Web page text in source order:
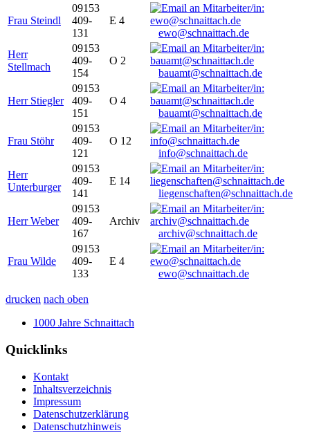
Frau Steindl
09153
409-
131
E 4
ewo@schnaittach.de
Herr
Stellmach
09153
409-
154
O 2
bauamt@schnaittach.de
Herr Stiegler
09153
409-
151
O 4
bauamt@schnaittach.de
Frau Stöhr
09153
409-
121
O 12
info@schnaittach.de
Herr
Unterburger
09153
409-
141
E 14
liegenschaften@schnaittach.de
Herr Weber
09153
409-
167
Archiv
archiv@schnaittach.de
Frau Wilde
09153
409-
133
E 4
ewo@schnaittach.de
drucken nach oben
1000 Jahre Schnaittach
Quicklinks
Kontakt
Inhaltsverzeichnis
Impressum
Datenschutzerklärung
Datenschutzhinweis